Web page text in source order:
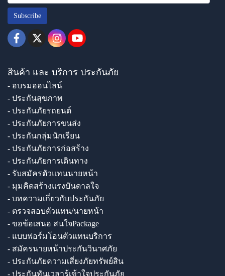
Subscribe
สินค้า และ บริการ ประกันภัย
- อบรมออนไลน์
- ประกันสุขภาพ
- ประกันภัยรถยนต์
- ประกันภัยการขนส่ง
- ประกันกลุ่มนักเรียน
- ประกันภัยการก่อสร้าง
- ประกันภัยการเดินทาง
- รับสมัครตัวแทนนายหน้า
- มุมคิดสร้างแรงบันดาลใจ
- บทความเกี่ยวกับประกันภัย
- ตรวจสอบตัวแทน/นายหน้า
- ขอข้อเสนอ สนใจPackage
- แบบฟอร์มโอนตัวแทนบริการ
- สมัครนายหน้าประกันวินาศภัย
- ประกันภัยความเสี่ยงภัยทรัพย์สิน
- ประกันทันเวลารู้เข้าใจประกันภัย